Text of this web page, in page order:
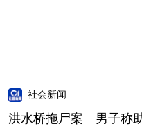
社会新闻
洪水桥拖尸案 男子称